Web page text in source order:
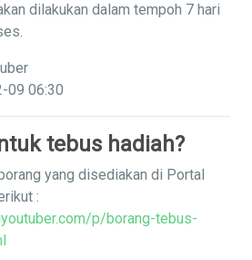
dilakukan dalam tempoh 7 hari
09 06:30
tebus hadiah?
yang disediakan di Portal
:
p/borang-tebus-